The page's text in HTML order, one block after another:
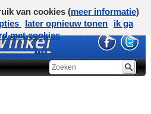
van cookies (meer informatie)
later opnieuw tonen
ik ga
met cookies